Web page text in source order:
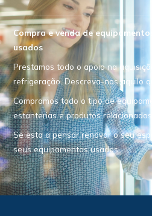
Compra e venda de
usados
Prestamos todo o apoio na
refrigeração. Descreva-nos aquilo
Compramos todo o tipo de
estanterias e produtos relacionados.
Se esta a pensar renovar o seu
seus equipamentos usados.